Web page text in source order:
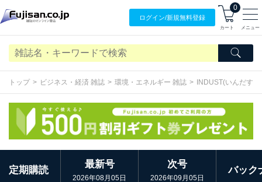
ログイン/新規無料登録
0
カート メニュー
トップ ビジネス・経済 雑誌 環境・エネルギー 雑誌 INDUST(いんだすと)
定期購読
最新号
2026年08月05日
次号
2026年09月05日
バック